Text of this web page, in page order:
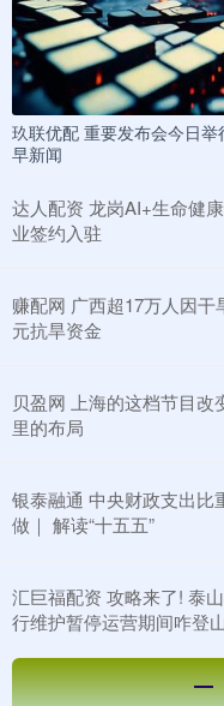
玖联优配 重要发布会今日
早新闻
达人配资 龙岗AI+生命健
业签约入驻
赚配网 广西超17万人因
元抗旱资金
贝盈网 上海的这档节目改
里的布局
银泰融通 中央财政支出比
做｜ 解读“十五五”
汇巨福配资 攻略来了! 泰
行维护暂停运营期间咋登